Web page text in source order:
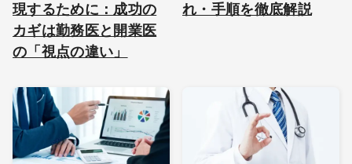
現するために：成功の
カギは勤務医と開業医
の「視点の違い」
れ・手順を徹底解説